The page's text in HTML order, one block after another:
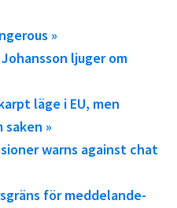
»
Johansson ljuger om
läge i EU, men
»
warns against chat
för meddelande-